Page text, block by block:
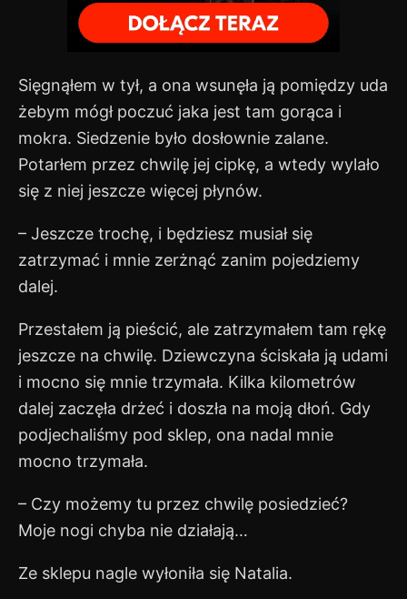
Sięgnąłem w tył, a ona wsunęła ją pomiędzy uda
żebym mógł poczuć jaka jest tam gorąca i
mokra. Siedzenie było dosłownie zalane.
Potarłem przez chwilę jej cipkę, a wtedy wylało
się z niej jeszcze więcej płynów.
– Jeszcze trochę, i będziesz musiał się
zatrzymać i mnie zerżnąć zanim pojedziemy
dalej.
Przestałem ją pieścić, ale zatrzymałem tam rękę
jeszcze na chwilę. Dziewczyna ściskała ją udami
i mocno się mnie trzymała. Kilka kilometrów
dalej zaczęła drżeć i doszła na moją dłoń. Gdy
podjechaliśmy pod sklep, ona nadal mnie
mocno trzymała.
– Czy możemy tu przez chwilę posiedzieć?
Moje nogi chyba nie działają…
Ze sklepu nagle wyłoniła się Natalia.